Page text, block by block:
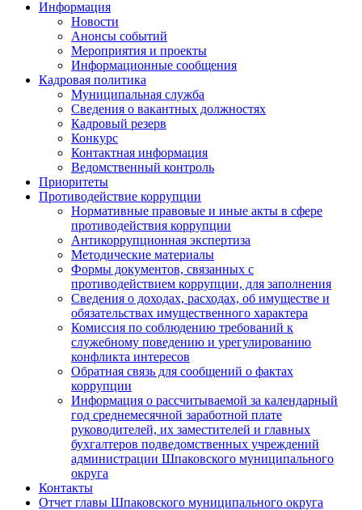
Информация
Новости
Анонсы событий
Мероприятия и проекты
Информационные сообщения
Кадровая политика
Муниципальная служба
Сведения о вакантных должностях
Кадровый резерв
Конкурс
Контактная информация
Ведомственный контроль
Приоритеты
Противодействие коррупции
Нормативные правовые и иные акты в сфере
противодействия коррупции
Антикоррупционная экспертиза
Методические материалы
Формы документов, связанных с
противодействием коррупции, для заполнения
Сведения о доходах, расходах, об имуществе и
обязательствах имущественного характера
Комиссия по соблюдению требований к
служебному поведению и урегулированию
конфликта интересов
Обратная связь для сообщений о фактах
коррупции
Информация о рассчитываемой за календарный
год среднемесячной заработной плате
руководителей, их заместителей и главных
бухгалтеров подведомственных учреждений
администрации Шпаковского муниципального
округа
Контакты
Отчет главы Шпаковского муниципального округа